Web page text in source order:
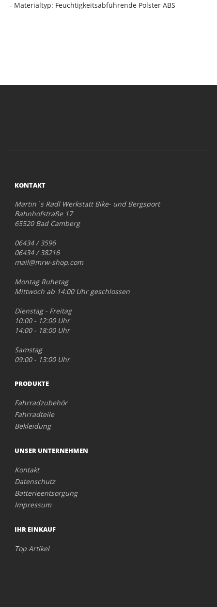
- Materialtyp: Feuchtigkeitsabführende Polster ABS
KONTAKT
Martin´s Radl Werkstatt Bike- und Bergsport
Bahnhofstraße 17
65520 Bad Camberg
06434 / 3596
06434 / 38216
mail@mrw-shop.com
Montag Ruhetag
Mittwoch ab 14:00 Uhr geschlossen
Dienstag - Freitag
10:00 - 12:00 Uhr
14:00 - 18:00 Uhr
Samstag
09:00 - 13:00 Uhr
PRODUKTE
Fahrradzubehör
Fahrradteile
Bekleidung
UNSER UNTERNEHMEN
Kontakt
Datenschutz
Batterieentsorgung
Impressum
IHR EINKAUF
Top Artikel